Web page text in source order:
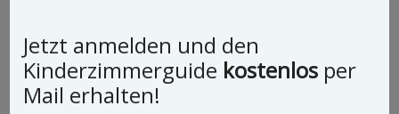
Vintage Schrank Dino
Jetzt anmelden und den
Kinderzimmerguide kostenlos per
Mail erhalten!